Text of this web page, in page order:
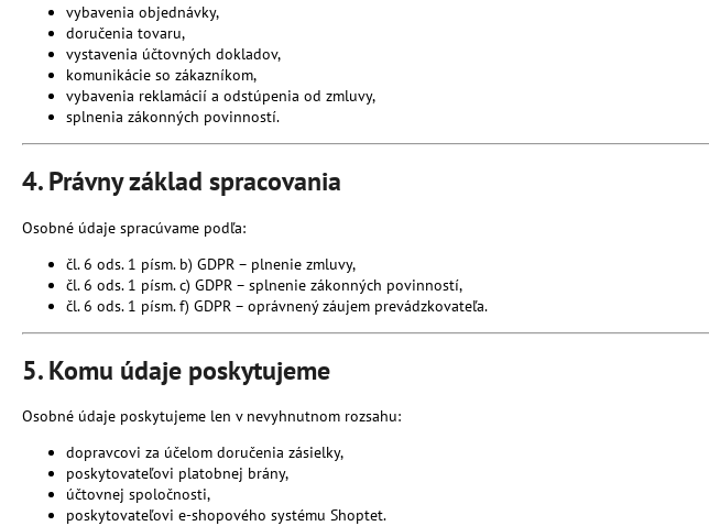
vybavenia objednávky,
doručenia tovaru,
vystavenia účtovných dokladov,
komunikácie so zákazníkom,
vybavenia reklamácií a odstúpenia od zmluvy,
splnenia zákonných povinností.
4. Právny základ spracovania
Osobné údaje spracúvame podľa:
čl. 6 ods. 1 písm. b) GDPR – plnenie zmluvy,
čl. 6 ods. 1 písm. c) GDPR – splnenie zákonných povinností,
čl. 6 ods. 1 písm. f) GDPR – oprávnený záujem prevádzkovateľa.
5. Komu údaje poskytujeme
Osobné údaje poskytujeme len v nevyhnutnom rozsahu:
dopravcovi za účelom doručenia zásielky,
poskytovateľovi platobnej brány,
účtovnej spoločnosti,
poskytovateľovi e-shopového systému Shoptet.